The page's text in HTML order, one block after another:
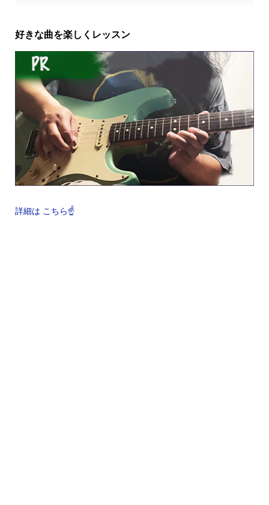
好きな曲を楽しくレッスン
詳細は こちら☝️